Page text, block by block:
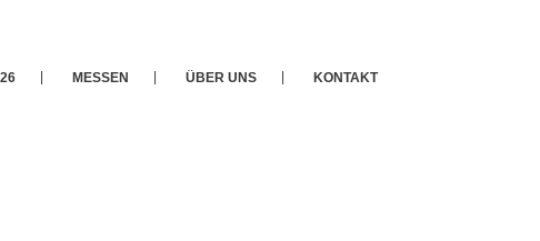
MESSEN ÜBER UNS KONTAKT